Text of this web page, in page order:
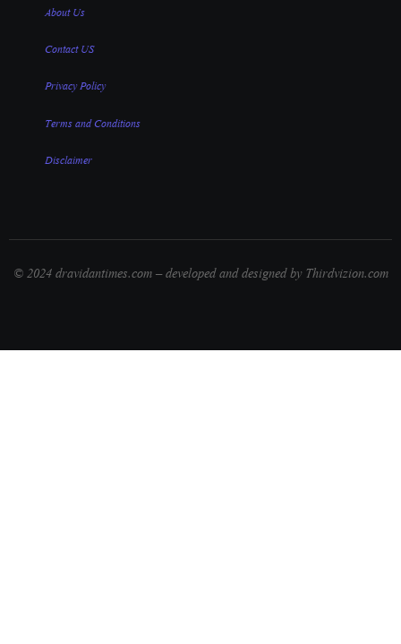
About Us
Contact US
Privacy Policy
Terms and Conditions
Disclaimer
© 2024 dravidantimes.com – developed and designed by Thirdvizion.com